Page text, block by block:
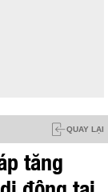
QUAY LẠI
tăng